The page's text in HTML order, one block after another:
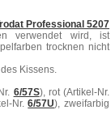
Professional 5207
verwendet wird, ist
trocknen nicht
Kissens.
6/57S), rot (Artikel-Nr.
Nr.6/57U), zweifarbig